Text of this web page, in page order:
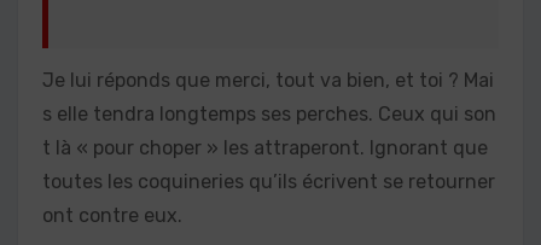
Je lui réponds que merci, tout va bien, et toi ? Mai
s elle tendra longtemps ses perches. Ceux qui son
t là « pour choper » les attraperont. Ignorant que
toutes les coquineries qu’ils écrivent se retourner
ont contre eux.